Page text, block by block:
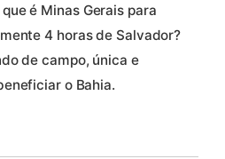
é Minas Gerais para
4 horas de Salvador?
de campo, única e
o Bahia.